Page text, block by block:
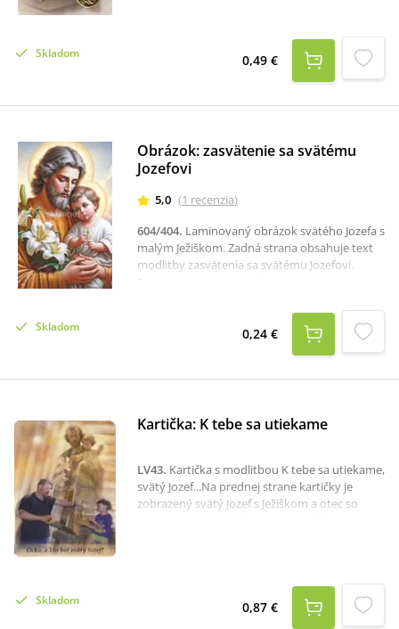
Skladom 0,49 €
Obrázok: zasvätenie sa svätému
Jozefovi
5,0 (1 recenzia)
604/404. Laminovaný obrázok svätého Jozefa s
malým Ježiškom. Zadná strana obsahuje text
modlitby zasvätenia sa svätému Jozefovi.
Obrázok má rozmer 9,5 x 6 cm.
Skladom 0,24 €
Kartička: K tebe sa utiekame
LV43. Kartička s modlitbou K tebe sa utiekame,
svätý Jozef...Na prednej strane kartičky je
zobrazený svätý Jozef s Ježiškom a otec so
Skladom 0,87 €